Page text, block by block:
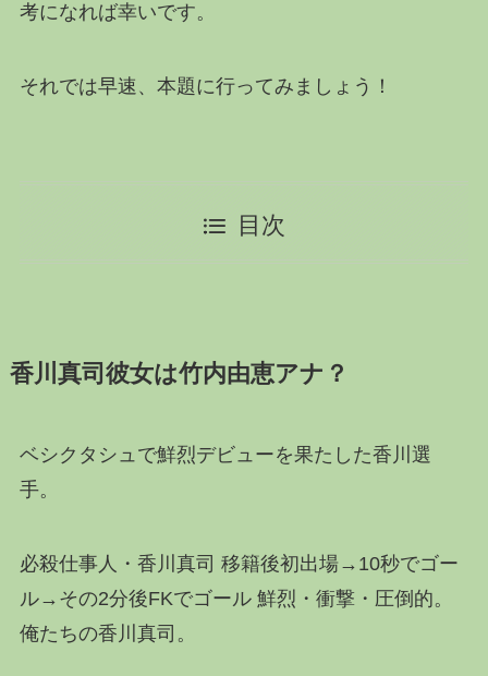
考になれば幸いです。
それでは早速、本題に行ってみましょう！
目次
香川真司彼女は竹内由恵アナ？
ベシクタシュで鮮烈デビューを果たした香川選
手。
必殺仕事人・香川真司 移籍後初出場→10秒でゴー
ル→その2分後FKでゴール 鮮烈・衝撃・圧倒的。
俺たちの香川真司。